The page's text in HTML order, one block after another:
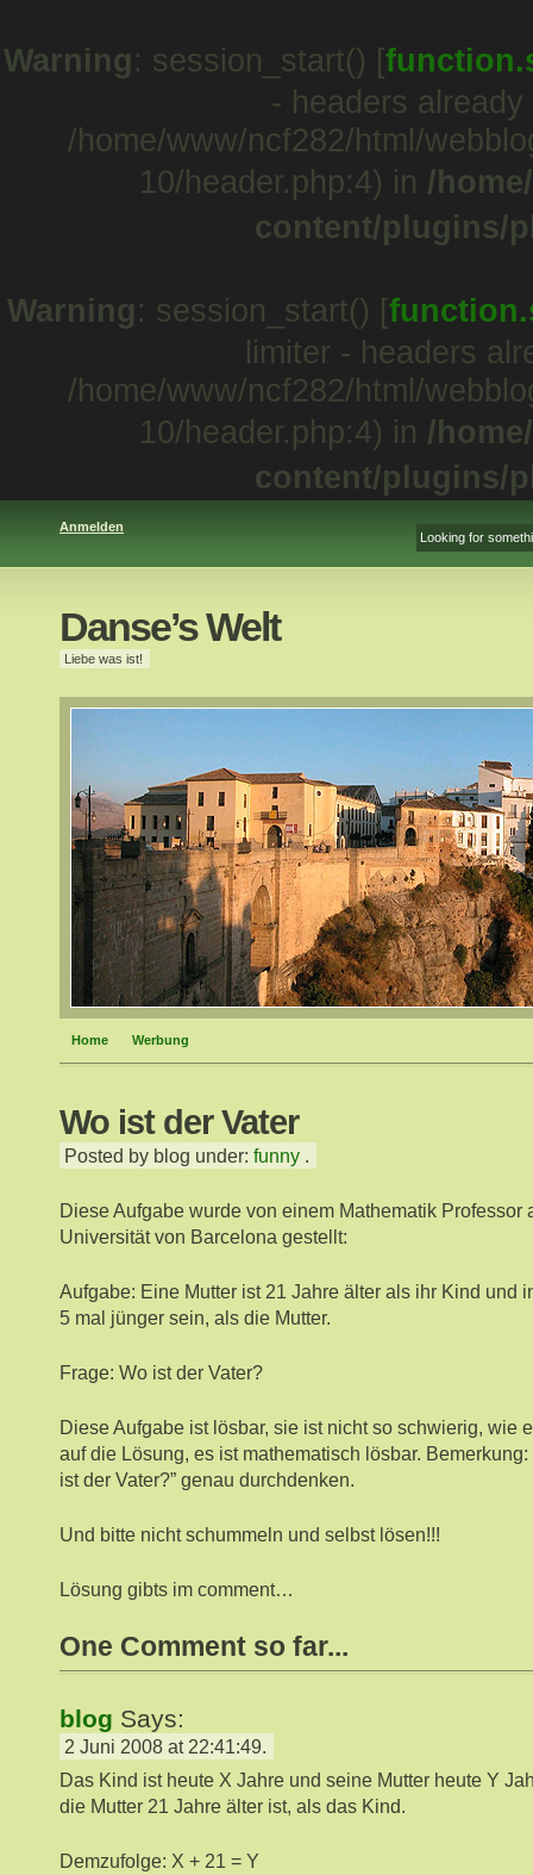
Warning: session_start() [
- headers
/home/www/ncf282/html/
10/header.php:4) in /
content/plugins/
Warning: session_start() [
limiter - headers
/home/www/ncf282/html/
10/header.php:4) in /
content/plugins/
Anmelden
Danse’s Welt
Liebe was ist!
Home Werbung
Wo ist der Vater
Posted by blog under: funny .
Diese Aufgabe wurde von einem Mathematik Professor
Universität von Barcelona gestellt:
Aufgabe: Eine Mutter ist 21 Jahre älter als ihr Kind und
5 mal jünger sein, als die Mutter.
Frage: Wo ist der Vater?
Diese Aufgabe ist lösbar, sie ist nicht so schwierig, wie
auf die Lösung, es ist mathematisch lösbar. Bemerkung:
ist der Vater?” genau durchdenken.
Und bitte nicht schummeln und selbst lösen!!!
Lösung gibts im comment…
One Comment so far...
blog Says:
2 Juni 2008 at 22:41:49.
Das Kind ist heute X Jahre und seine Mutter heute Y
die Mutter 21 Jahre älter ist, als das Kind.
Demzufolge: X + 21 = Y